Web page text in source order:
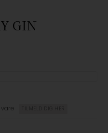
GIN
TILMELD DIG HER